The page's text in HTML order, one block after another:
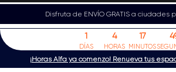
Disfruta de ENVÍO GRATIS a ciudades
¡Horas Alfa ya comenzó! Renueva tus
1
DÍAS
4
HORAS
17
MINUTOS